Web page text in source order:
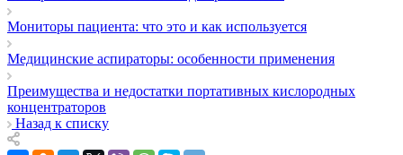
Мониторы пациента: что это и как используется
Медицинские аспираторы: особенности применения
Преимущества и недостатки портативных кислородных
концентраторов
Назад к списку